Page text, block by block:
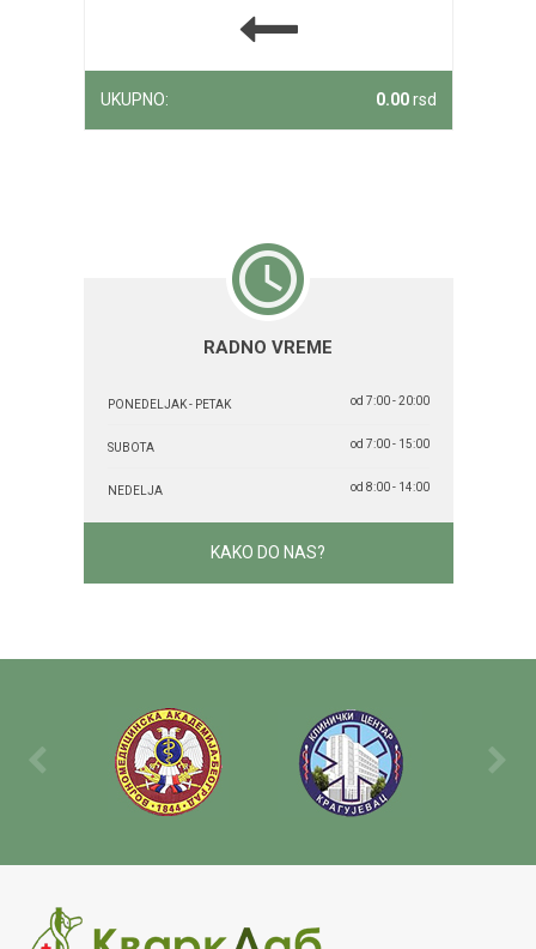
UKUPNO: 0.00rsd
RADNO VREME
PONEDELJAK - PETAK od 7:00 - 20:00
SUBOTA od 7:00 - 15:00
NEDELJA od 8:00 - 14:00
KAKO DO NAS?